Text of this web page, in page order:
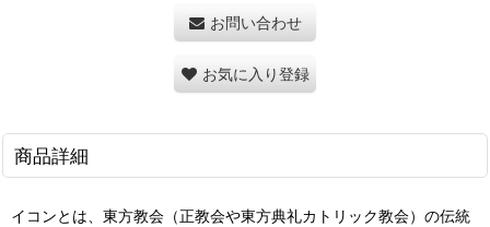
お問い合わせ
お気に入り登録
商品詳細
イコンとは、東方教会（正教会や東方典礼カトリック教会）の伝統